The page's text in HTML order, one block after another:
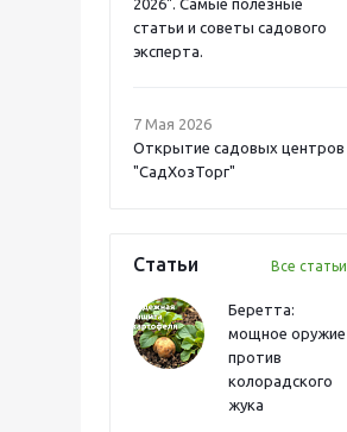
2026". Самые полезные
статьи и советы садового
эксперта.
7 Мая 2026
Открытие садовых центров
"СадХозТорг"
Статьи Все статьи
Беретта:
мощное оружие
против
колорадского
жука